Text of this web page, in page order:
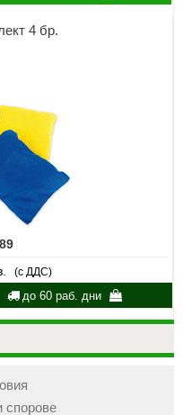
4 бр.
(с ДДС)
до 60 раб. дни
спорове